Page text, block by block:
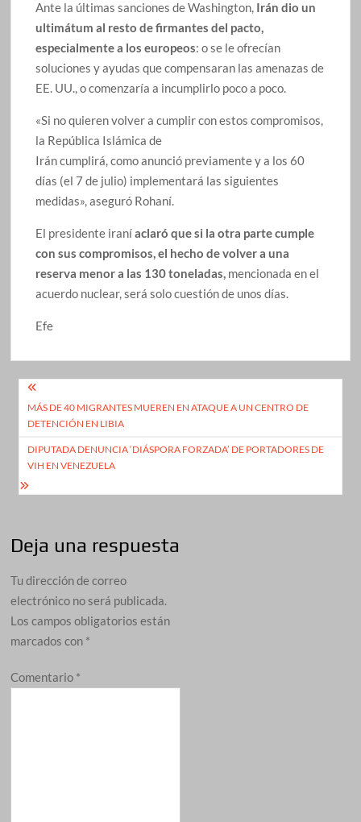
Ante la últimas sanciones de Washington, Irán dio un
ultimátum al resto de firmantes del pacto,
especialmente a los europeos: o se le ofrecían
soluciones y ayudas que compensaran las amenazas de
EE. UU., o comenzaría a incumplirlo poco a poco.
«Si no quieren volver a cumplir con estos compromisos,
la República Islámica de
Irán cumplirá, como anunció previamente y a los 60
días (el 7 de julio) implementará las siguientes
medidas», aseguró Rohaní.
El presidente iraníaclaró que si la otra parte cumple
con sus compromisos, el hecho de volver a una
reserva menor a las 130 toneladas, mencionada en el
acuerdo nuclear, será solo cuestión de unos días.
Efe
Navegación
de
entradas
MÁS DE 40 MIGRANTES MUEREN EN ATAQUE A UN CENTRO DE
DETENCIÓN EN LIBIA
DIPUTADA DENUNCIA ‘DIÁSPORA FORZADA’ DE PORTADORES DE
VIH EN VENEZUELA
Deja una respuesta
Tu dirección de correo
electrónico no será publicada.
Los campos obligatorios están
marcados con *
Comentario *